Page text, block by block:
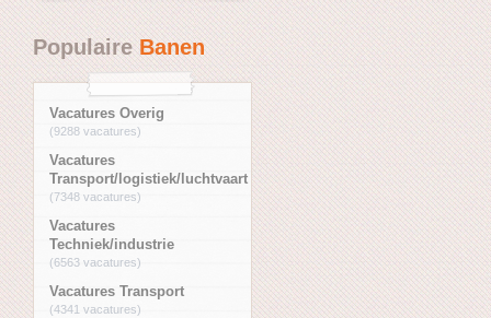
PopulaireBanen
Vacatures Overig
(9288 vacatures)
Vacatures
Transport/logistiek/luchtvaart
(7348 vacatures)
Vacatures
Techniek/industrie
(6563 vacatures)
Vacatures Transport
(4341 vacatures)